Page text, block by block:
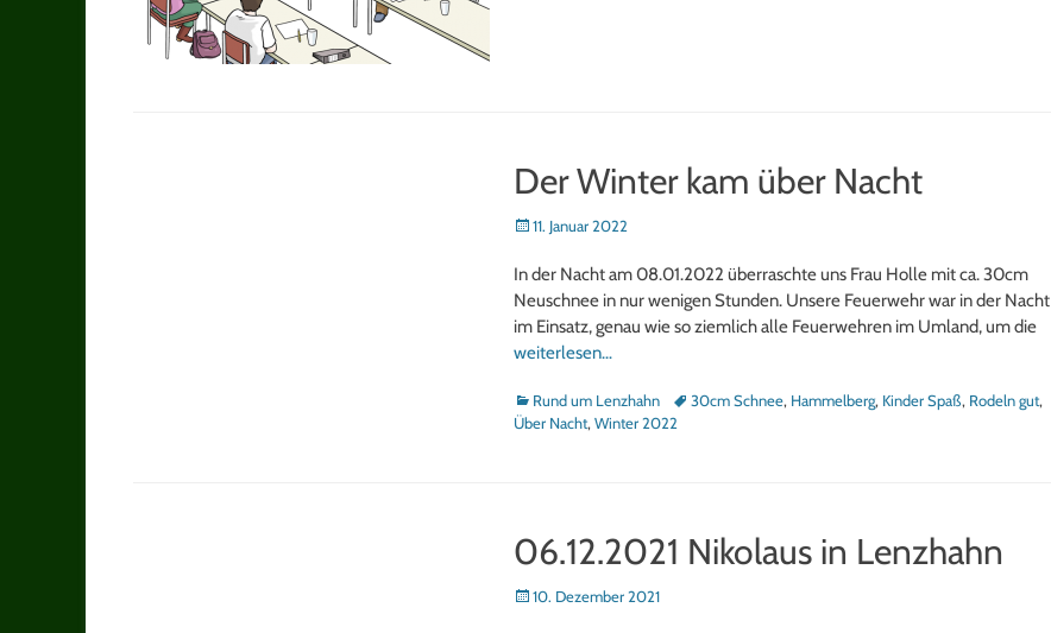
Der Winter kam über Nacht
Posted
11. Januar 2022
In der Nacht am 08.01.2022 überraschte uns Frau Holle mit ca. 30cm
Neuschnee in nur wenigen Stunden. Unsere Feuerwehr war in der Nacht
im Einsatz, genau wie so ziemlich alle Feuerwehren im Umland, um die
weiterlesen…
Kategorien
Rund um Lenzhahn Schlagworte
30cm Schnee, Hammelberg, Kinder Spaß, Rodeln gut,
Über Nacht, Winter 2022
06.12.2021 Nikolaus in Lenzhahn
Posted10. Dezember 2021